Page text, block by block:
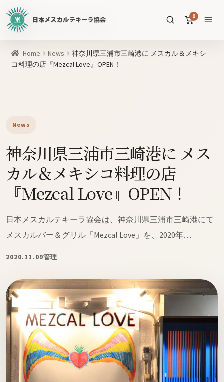
本
カ
会
公
式
WEB
サ
ト
0
商
品
メスカル 53
オンラインストアへ
読み物を見る
Home News
神奈川県三浦市三崎港に メスカル＆メキシ
コ料理の店『Mezcal Love』OPEN！
News
神奈川県三浦市三崎港に メス
カル＆メキシコ料理の店
『Mezcal Love』OPEN！
日本メスカルテキーラ協会は、神奈川県三浦市三崎港にて
メスカルバー＆グリル「Mezcal Love」を、2020年…
2020.11.09管理